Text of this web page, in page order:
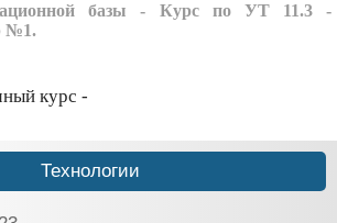
базы - Курс по УТ 11.3 -
№1.
курс -
Технологии